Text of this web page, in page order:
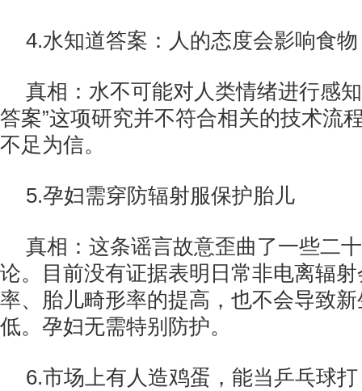
4.水知道答案：人的态度会影响食物
真相：水不可能对人类情绪进行感
答案”这项研究并不符合相关的技术流
不足为信。
5.孕妇需穿防辐射服保护胎儿
真相：这条谣言故意歪曲了一些二
论。目前没有证据表明日常非电离辐
率、胎儿畸形率的提高，也不会导致
低。孕妇无需特别防护。
6.市场上有人造鸡蛋，能当乒乓球打